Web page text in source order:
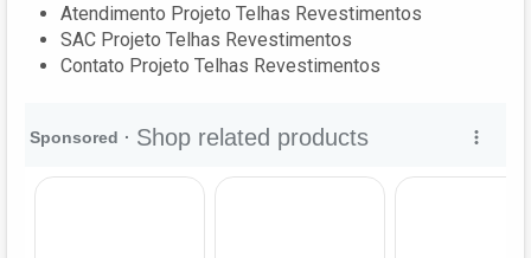
Atendimento Projeto Telhas Revestimentos
SAC Projeto Telhas Revestimentos
Contato Projeto Telhas Revestimentos